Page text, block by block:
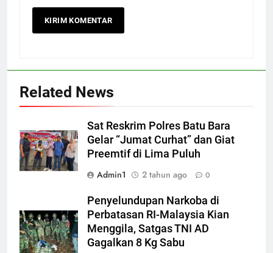
Related News
Sat Reskrim Polres Batu Bara
Gelar “Jumat Curhat” dan Giat
Preemtif di Lima Puluh
Admin1
2 tahun ago 0
Penyelundupan Narkoba di
Perbatasan RI-Malaysia Kian
Menggila, Satgas TNI AD
Gagalkan 8 Kg Sabu